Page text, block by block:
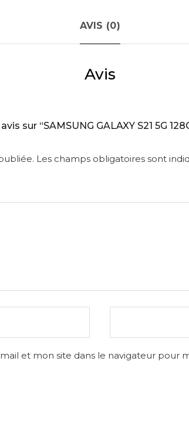
)
AVIS (0)
Avis
sur “SAMSUNG GALAXY S21 5G
Les champs obligatoires sont
et mon site dans le navigateur pour